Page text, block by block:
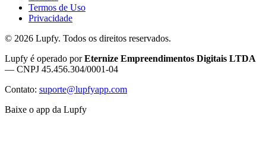
Termos de Uso
Privacidade
© 2026 Lupfy. Todos os direitos reservados.
Lupfy é operado porEternize Empreendimentos Digitais LTDA
— CNPJ 45.456.304/0001-04
Contato: suporte@lupfyapp.com
Baixe o app da Lupfy